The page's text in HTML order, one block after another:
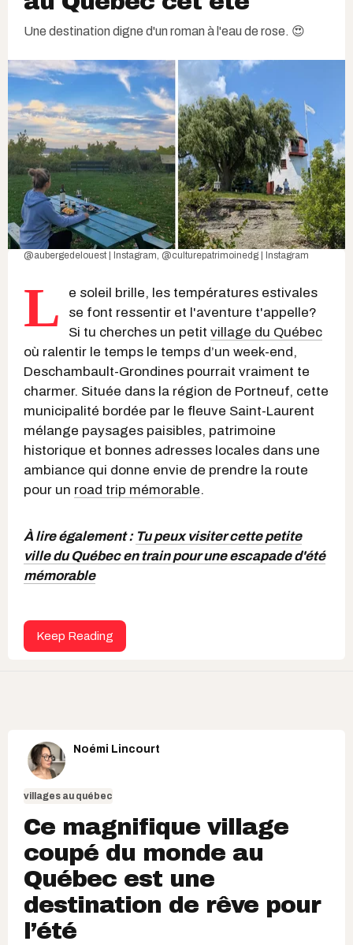
Une destination digne d'un roman à l'eau de rose. 😍
@aubergedelouest | Instagram, @culturepatrimoinedg | Instagram
L
e soleil brille, les températures estivales
se font ressentir et l'aventure t'appelle?
Si tu cherches un petit village du Québec
où ralentir le temps le temps d’un week-end,
Deschambault-Grondines pourrait vraiment te
charmer. Située dans la région de Portneuf, cette
municipalité bordée par le fleuve Saint-Laurent
mélange paysages paisibles, patrimoine
historique et bonnes adresses locales dans une
ambiance qui donne envie de prendre la route
pour un road trip mémorable.
À lire également : Tu peux visiter cette petite
ville du Québec en train pour une escapade d'été
mémorable
Keep Reading
Noémi Lincourt
villages au québec
Ce magnifique village
coupé du monde au
Québec est une
destination de rêve pour
l’été